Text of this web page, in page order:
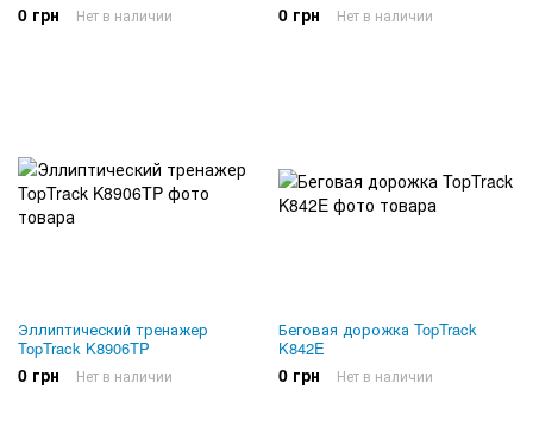
0 грн Нет в наличии 0 грн Нет в наличии
Эллиптический тренажер
TopTrack K8906TP
0 грн Нет в наличии
Беговая дорожка TopTrack
K842E
0 грн Нет в наличии